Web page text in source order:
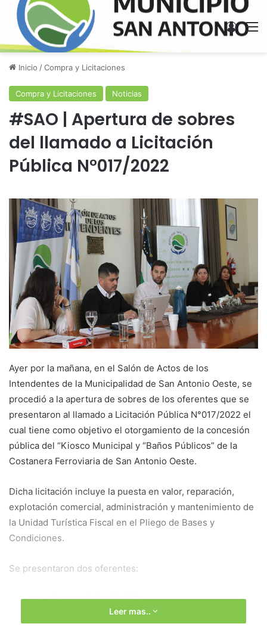
Inicio /Compra y Licitaciones
Compra y Licitaciones Noticias
#SAO | Apertura de sobres
del llamado a Licitación
Pública N°017/2022
Ayer por la mañana, en el Salón de Actos de los
Intendentes de la Municipalidad de San Antonio Oeste, se
procedió a la apertura de sobres de los oferentes que se
presentaron al llamado a Licitación Pública N°017/2022 el
cual tiene como objetivo el otorgamiento de la concesión
pública del “Kiosco Municipal y “Baños Públicos” de la
Costanera Ferroviaria de San Antonio Oeste.
Dicha licitación incluye la puesta en valor, reparación,
explotación comercial, administración y mantenimiento de
la Unidad Turística Fiscal en el Pliego de Bases y
Condiciones.
Se presentaron dos oferentes:
Agustín Andrés BARBARO
Leer mas..